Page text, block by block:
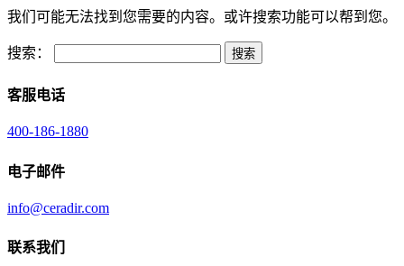
我们可能无法找到您需要的内容。或许搜索功能可以帮到您。
搜索：
客服电话
400-186-1880
电子邮件
info@ceradir.com
联系我们